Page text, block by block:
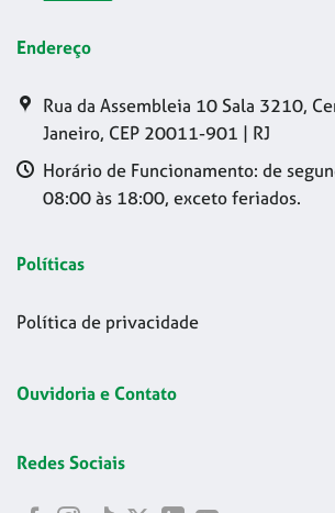
Endereço
Rua da Assembleia 10 Sala 3210,
Janeiro, CEP 20011-901 | RJ
Horário de Funcionamento: de
08:00 às 18:00, exceto feriados.
Políticas
Política de privacidade
Ouvidoria e Contato
Redes Sociais